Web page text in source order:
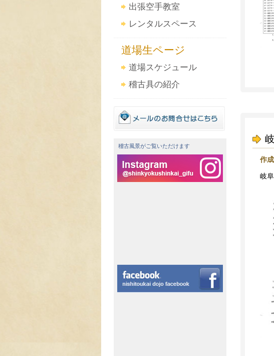
作
岐
出張空手教室
レンタルスペース
道場生ページ
道場スケジュール
稽古具の紹介
稽古風景がご覧いただけます